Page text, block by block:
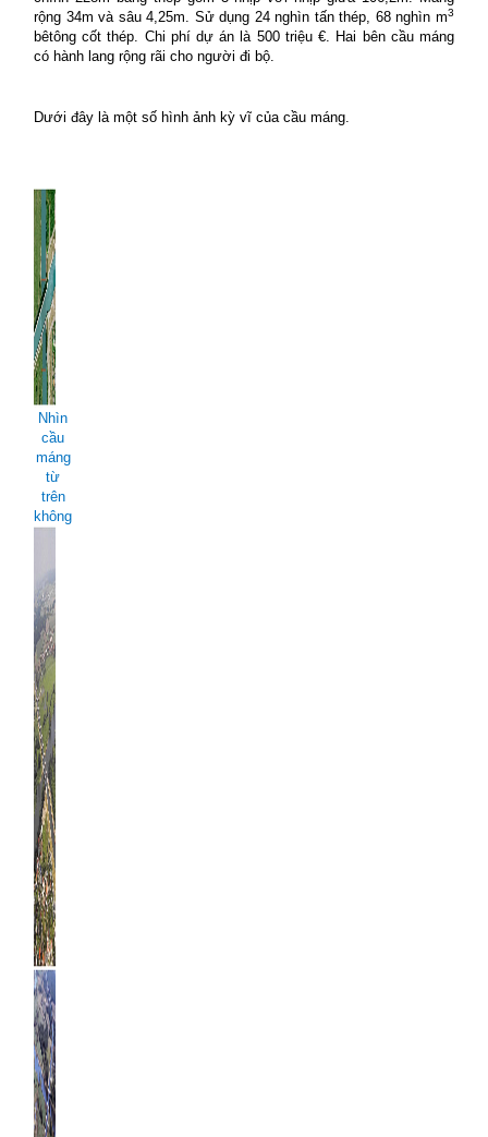
rộng 34m và sâu 4,25m. Sử dụng 24 nghìn tấn thép, 68 nghìn m3
bêtông cốt thép. Chi phí dự án là 500 triệu €. Hai bên cầu máng
có hành lang rộng rãi cho người đi bộ.
Dưới đây là một số hình ảnh kỳ vĩ của cầu máng.
Nhìn
cầu
máng
từ
trên
không